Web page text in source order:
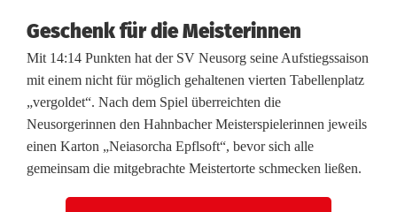
g
e
t
o
l
Geschenk für die Meisterinnen
Mit 14:14 Punkten hat der SV Neusorg seine Aufstiegssaison
mit einem nicht für möglich gehaltenen vierten Tabellenplatz
„vergoldet“. Nach dem Spiel überreichten die
Neusorgerinnen den Hahnbacher Meisterspielerinnen jeweils
einen Karton „Neiasorcha Epflsoft“, bevor sich alle
gemeinsam die mitgebrachte Meistertorte schmecken ließen.